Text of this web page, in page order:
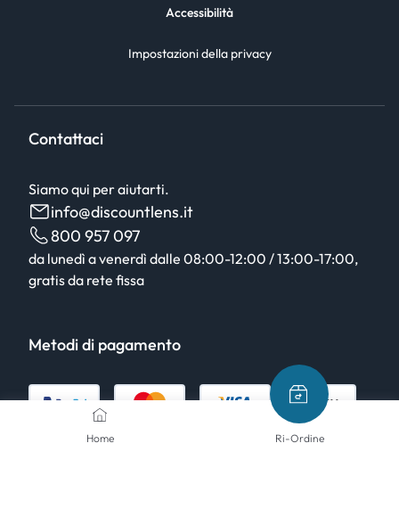
Home Ri-Ordine
Accessibilità
Impostazioni della privacy
Contattaci
Siamo qui per aiutarti.
info@discountlens.it
800 957 097
da lunedì a venerdì dalle 08:00-12:00 / 13:00-17:00,
gratis da rete fissa
Metodi di pagamento